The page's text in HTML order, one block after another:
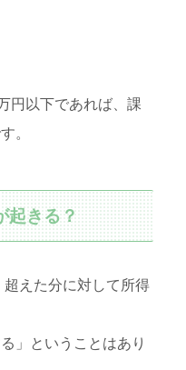
円以下であれば、課
。
起きる？
えた分に対して所得
」ということはあり